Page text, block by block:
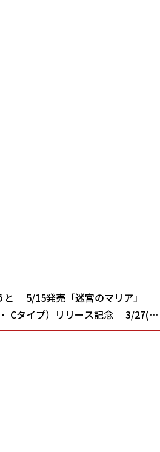
と 5/15発売「迷宮のマリア」
・ Cタイプ）リリース記念 3/27(水)
ネットサイン会 お花見スペシャル